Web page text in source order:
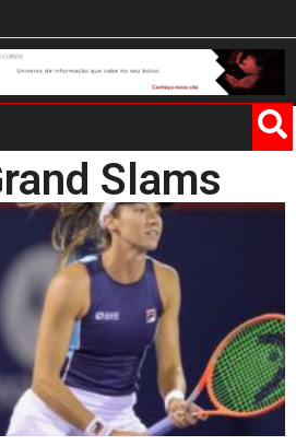
Slams